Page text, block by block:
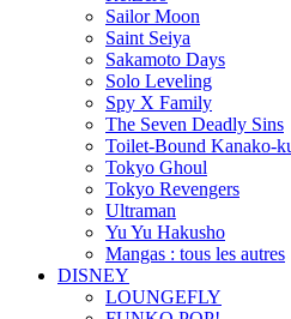
Sailor Moon
Saint Seiya
Sakamoto Days
Solo Leveling
Spy X Family
The Seven Deadly Sins
Toilet-Bound Kanako-
Tokyo Ghoul
Tokyo Revengers
Ultraman
Yu Yu Hakusho
Mangas : tous les autres
DISNEY
LOUNGEFLY